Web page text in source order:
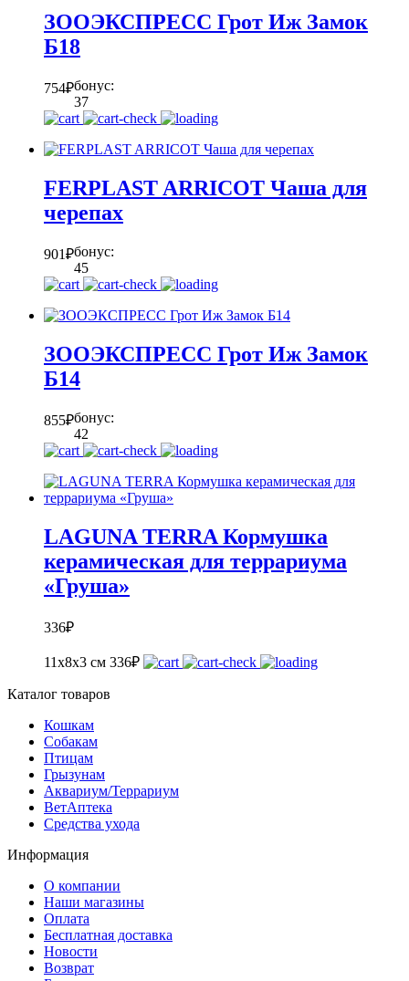
ЗООЭКСПРЕСС Грот Иж Замок
Б18
754₽бонус:
37
FERPLAST ARRICOT Чаша для
черепах
901₽бонус:
45
ЗООЭКСПРЕСС Грот Иж Замок
Б14
855₽бонус:
42
LAGUNA TERRA Кормушка
керамическая для террариума
«Груша»
336₽
11x8x3 см 336₽
Каталог товаров
Кошкам
Собакам
Птицам
Грызунам
Аквариум/Террариум
ВетАптека
Средства ухода
Информация
О компании
Наши магазины
Оплата
Бесплатная доставка
Новости
Возврат